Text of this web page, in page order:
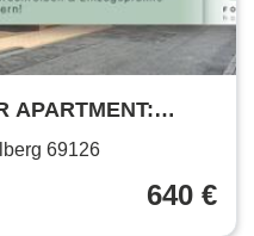
APARTMENT:
in Heidelberg
69126
640 €